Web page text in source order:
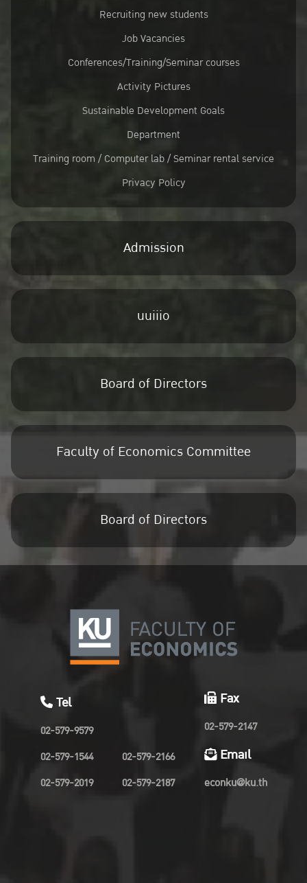
Recruiting new students
Job Vacancies
Conferences/Training/Seminar courses
Activity Pictures
Sustainable Development Goals
Department
Training room / Computer lab / Seminar rental service
Privacy Policy
Admission
uuiiio
Board of Directors
Faculty of Economics Committee
Board of Directors
Tel
02-579-9579
02-579-1544
02-579-2019
02-579-2166
02-579-2187
Fax
02-579-2147
Email
econku@ku.th